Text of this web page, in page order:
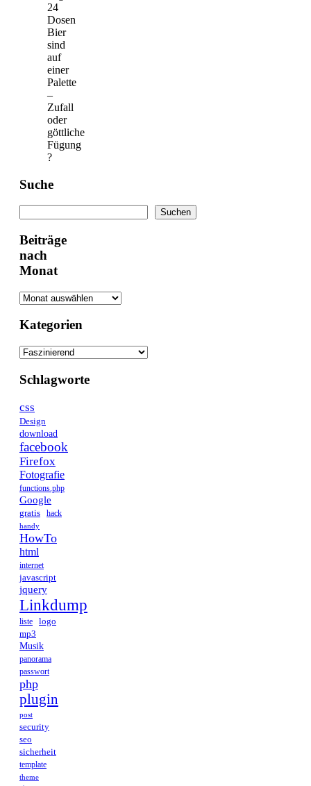
24
Dosen
Bier
sind
auf
einer
Palette
–
Zufall
oder
göttliche
Fügung
?
Suche
Suchen
Beiträge
nach
Monat
Kategorien
Kategorien
Schlagworte
css
Design
download
facebook
Firefox
Fotografie
functions.php
Google
gratis hack
handy
HowTo
html
internet
javascript
jquery
Linkdump
liste
logo
mp3
Musik
panorama
passwort
php
plugin
post
security
seo
sicherheit
template
theme